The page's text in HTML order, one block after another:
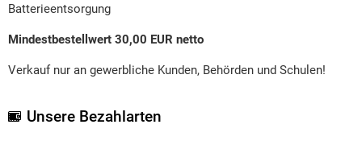
Batterieentsorgung
Mindestbestellwert 30,00 EUR netto
Verkauf nur an gewerbliche Kunden, Behörden und Schulen!
Unsere Bezahlarten